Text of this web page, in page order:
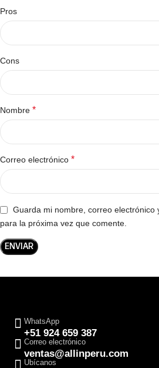
Pros
Cons
Nombre *
Correo electrónico *
Guarda mi nombre, correo electrónico
para la próxima vez que comente.
WhatsApp
+51 924 659 387
Correo electrónico
ventas@allinperu.com
Ubícanos